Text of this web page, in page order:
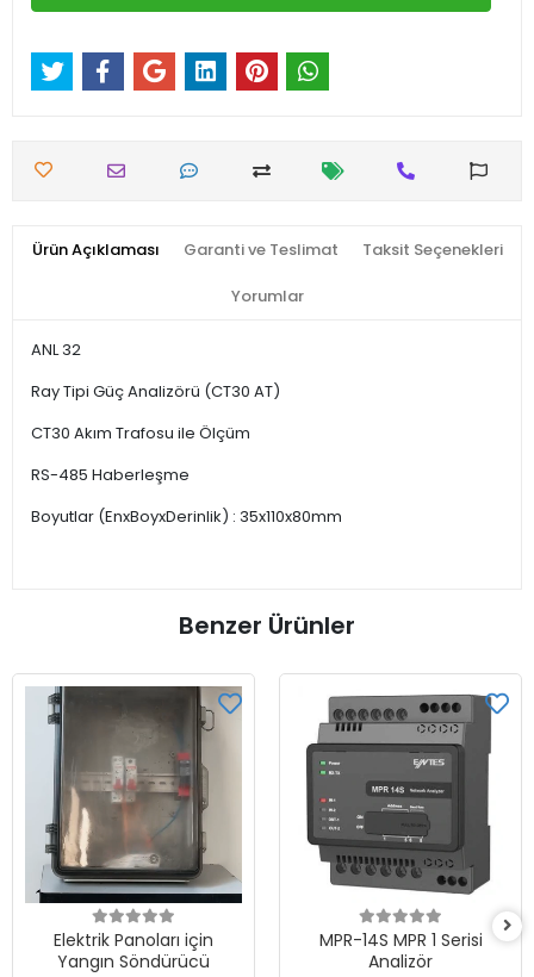
Ürün Açıklaması Garanti ve Teslimat Taksit Seçenekleri
Yorumlar
ANL 32
Ray Tipi Güç Analizörü (CT30 AT)
CT30 Akım Trafosu ile Ölçüm
RS-485 Haberleşme
Boyutlar (EnxBoyxDerinlik) : 35x110x80mm
Benzer Ürünler
Elektrik Panoları için
Yangın Söndürücü
MPR-14S MPR 1 Serisi
Analizör